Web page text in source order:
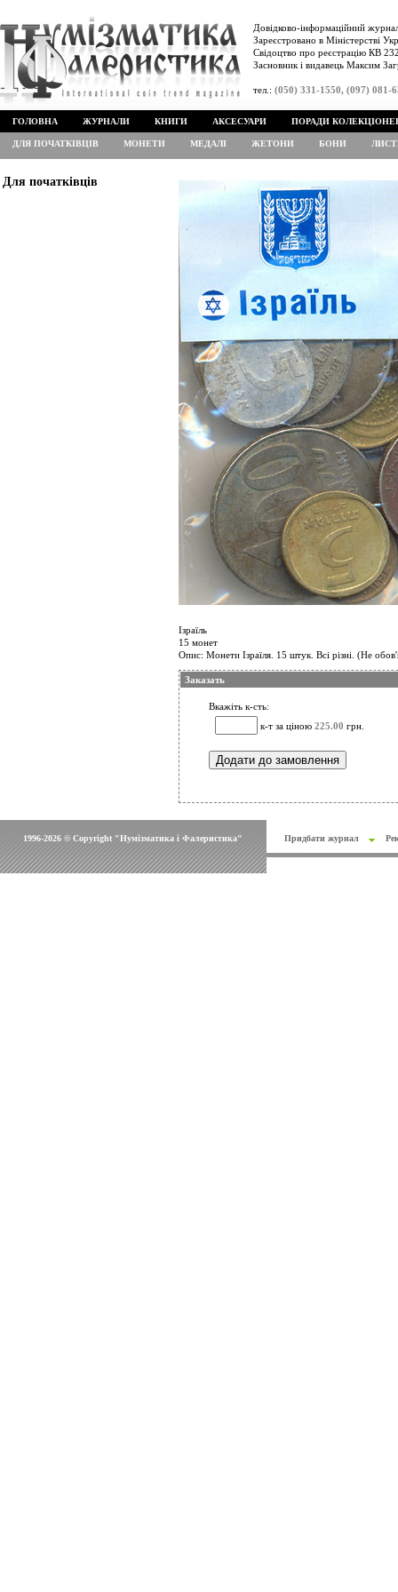
Довідково-інформаційний
Зареєстровано в Міністерстві
Свідоцтво про реєстрацію КВ
Засновник і видавець Максим
тел.: (050) 331-1550, (097) 081-
ГОЛОВНА ЖУРНАЛИ КНИГИ АКСЕСУАРИ ПОРАДИ
ДЛЯ ПОЧАТКІВЦІВ МОНЕТИ МЕДАЛІ ЖЕТОНИ БОНИ
Для початківців
Ізраїль
15 монет
Опис: Монети Ізраїля. 15 штук. Всі різні. (Не
Заказать
Вкажіть к-сть:
к-т за ціною 225.00 грн.
1996-2026 © Copyright "Нумізматика і Фалеристика" Придбати журнал